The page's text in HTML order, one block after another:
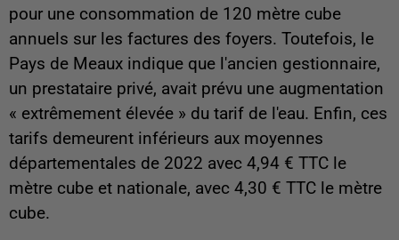
pour une consommation de 120 mètre cube
annuels sur les factures des foyers. Toutefois, le
Pays de Meaux indique que l'ancien gestionnaire,
un prestataire privé, avait prévu une augmentation
« extrêmement élevée » du tarif de l'eau. Enfin, ces
tarifs demeurent inférieurs aux moyennes
départementales de 2022 avec 4,94 € TTC le
mètre cube et nationale, avec 4,30 € TTC le mètre
cube.